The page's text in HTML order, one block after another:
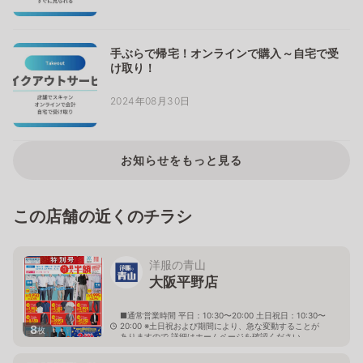
手ぶらで帰宅！オンラインで購入～自宅で受
け取り！
2024年08月30日
お知らせをもっと見る
この店舗の近くのチラシ
8枚
洋服の青山
大阪平野店
■通常営業時間 平日：10:30〜20:00 土日祝日：10:30〜
20:00 ※土日祝および期間により、急な変動することが
ありますので 詳細はホームページを確認ください